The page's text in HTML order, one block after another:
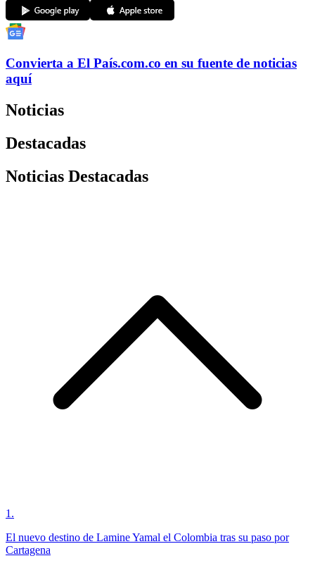
Convierta a El País.com.co en su fuente de noticias
aquí
Noticias
Destacadas
Noticias Destacadas
1 .
El nuevo destino de Lamine Yamal el Colombia tras su paso por
Cartagena